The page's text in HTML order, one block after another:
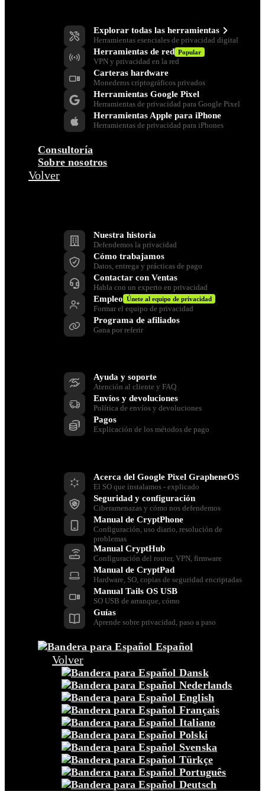
Explorar todas las herramientas
Herramientas esenciales de privacidad digital
Herramientas de red Popular
VPN y privacidad en la red
Carteras hardware
Monederos criptográficos privados
Herramientas Google Pixel
Herramientas de privacidad para Google Pixel
Herramientas Apple para iPhone
Herramientas de privacidad para iPhones
Consultoría
Sobre nosotros
Volver
Nuestra historia
Defendemos la privacidad
Cómo trabajamos
Datos, entrega y prácticas de pago
Contactar con Ventas
Habla con un experto en privacidad
Empleo Únete al equipo de privacidad
Formar el equipo de privacidad
Programa de afiliados
Gana por referir
Ayuda y soporte
Atención al cliente y FAQ
Envíos y devoluciones
Política de envíos y devoluciones
Pagos
Explicación de los métodos de pago
Acerca del Google Pixel GrapheneOS
El SO que instalamos - explicado
Seguridad y configuración
Ciberamenazas y cómo nos defendemos
Manual de CryptPhone
Configuración, uso diario, resolución de
problemas
Manual CryptHub
Configuración del router, VPN, firmware
Manual de CryptPad
Hardware, SO, copias de seguridad encriptadas
Manual Tails OS USB
SO USB de arranque, cómo
Guías
Aprende sobre privacidad, paso a paso
Español
Volver
Dansk
Nederlands
English
Français
Italiano
Polski
Svenska
Türkçe
Português
Deutsch